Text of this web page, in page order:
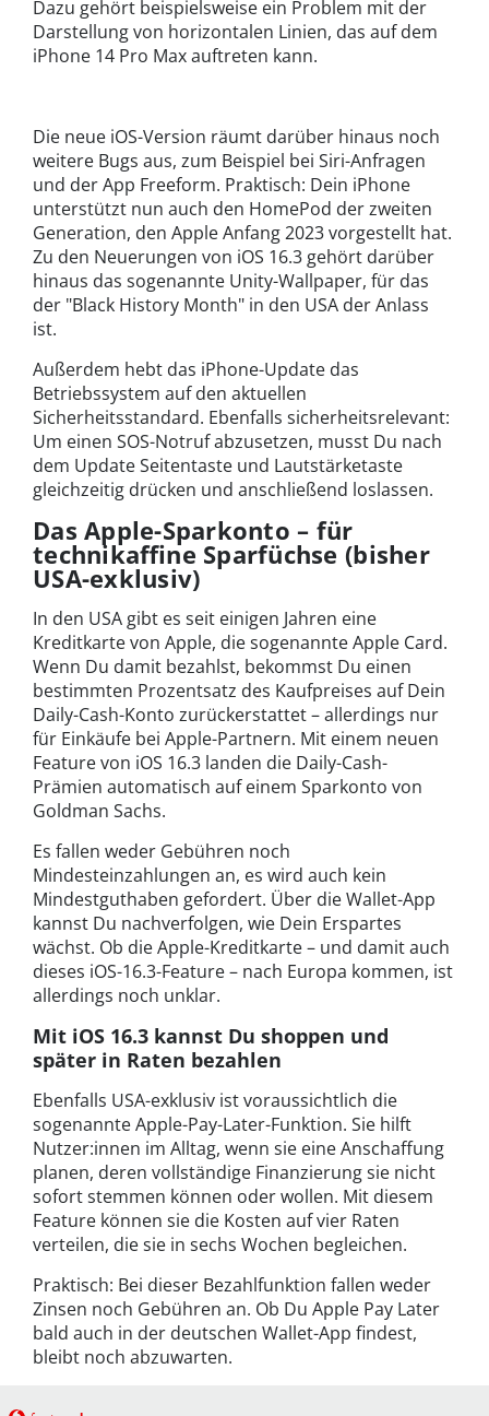
Dazu gehört beispielsweise ein Problem mit der
Darstellung von horizontalen Linien, das auf dem
iPhone 14 Pro Max auftreten kann.
Die neue iOS-Version räumt darüber hinaus noch
weitere Bugs aus, zum Beispiel bei Siri-Anfragen
und der App Freeform. Praktisch: Dein iPhone
unterstützt nun auch den HomePod der zweiten
Generation, den Apple Anfang 2023 vorgestellt hat.
Zu den Neuerungen von iOS 16.3 gehört darüber
hinaus das sogenannte Unity-Wallpaper, für das
der "Black History Month" in den USA der Anlass
ist.
Außerdem hebt das iPhone-Update das
Betriebssystem auf den aktuellen
Sicherheitsstandard. Ebenfalls sicherheitsrelevant:
Um einen SOS-Notruf abzusetzen, musst Du nach
dem Update Seitentaste und Lautstärketaste
gleichzeitig drücken und anschließend loslassen.
Das Apple-Sparkonto – für
technikaffine Sparfüchse (bisher
USA-exklusiv)
In den USA gibt es seit einigen Jahren eine
Kreditkarte von Apple, die sogenannte Apple Card.
Wenn Du damit bezahlst, bekommst Du einen
bestimmten Prozentsatz des Kaufpreises auf Dein
Daily-Cash-Konto zurückerstattet – allerdings nur
für Einkäufe bei Apple-Partnern. Mit einem neuen
Feature von iOS 16.3 landen die Daily-Cash-
Prämien automatisch auf einem Sparkonto von
Goldman Sachs.
Es fallen weder Gebühren noch
Mindesteinzahlungen an, es wird auch kein
Mindestguthaben gefordert. Über die Wallet-App
kannst Du nachverfolgen, wie Dein Erspartes
wächst. Ob die Apple-Kreditkarte – und damit auch
dieses iOS-16.3-Feature – nach Europa kommen, ist
allerdings noch unklar.
Mit iOS 16.3 kannst Du shoppen und
später in Raten bezahlen
Ebenfalls USA-exklusiv ist voraussichtlich die
sogenannte Apple-Pay-Later-Funktion. Sie hilft
Nutzer:innen im Alltag, wenn sie eine Anschaffung
planen, deren vollständige Finanzierung sie nicht
sofort stemmen können oder wollen. Mit diesem
Feature können sie die Kosten auf vier Raten
verteilen, die sie in sechs Wochen begleichen.
Praktisch: Bei dieser Bezahlfunktion fallen weder
Zinsen noch Gebühren an. Ob Du Apple Pay Later
bald auch in der deutschen Wallet-App findest,
bleibt noch abzuwarten.